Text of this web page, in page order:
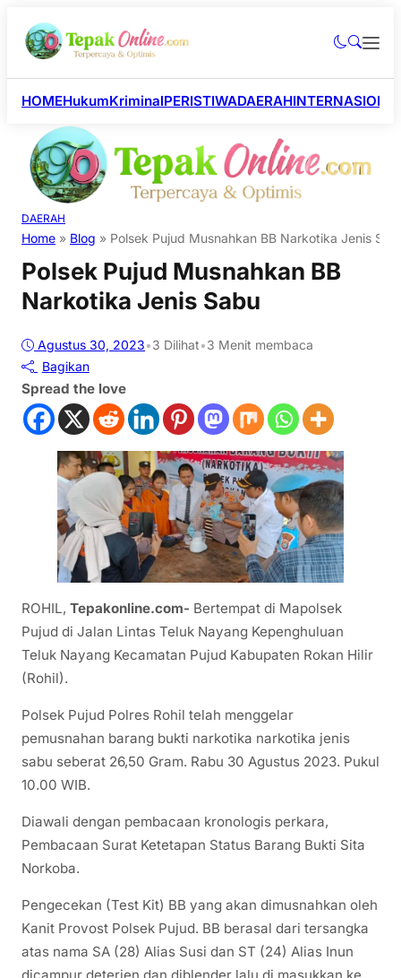
HOMEHukumKriminalPERISTIWADAERAH
DAERAH
Home » Blog » Polsek Pujud Musnahkan BB Narkotika Jenis
Polsek Pujud Musnahkan BB
Narkotika Jenis Sabu
Agustus 30, 2023•3 Dilihat•3 Menit membaca
Bagikan
Spread the love
ROHIL, Tepakonline.com- Bertempat di Mapolsek
Pujud di Jalan Lintas Teluk Nayang Kepenghuluan
Teluk Nayang Kecamatan Pujud Kabupaten Rokan Hilir
(Rohil).
Polsek Pujud Polres Rohil telah menggelar
pemusnahan barang bukti narkotika narkotika jenis
sabu seberat 26,50 Gram. Rabu 30 Agustus 2023. Pukul
10.00 WIB.
Diawali dengan pembacaan kronologis perkara,
Pembacaan Surat Ketetapan Status Barang Bukti Sita
Norkoba.
Pengecekan (Test Kit) BB yang akan dimusnahkan oleh
Kanit Provost Polsek Pujud. BB berasal dari tersangka
atas nama SA (28) Alias Susi dan ST (24) Alias Inun